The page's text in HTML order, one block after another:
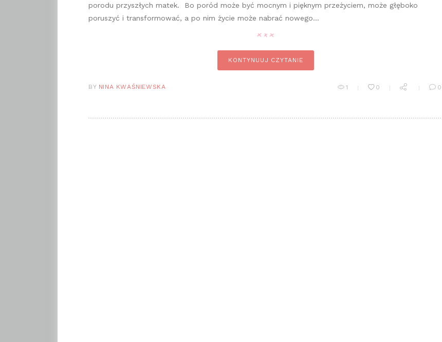
porodu przyszłych matek. Bo poród może być mocnym i pięknym przeżyciem, może głęboko
poruszyć i transformować, a po nim życie może nabrać nowego…
KONTYNUUJ CZYTANIE
BY NINA KWAŚNIEWSKA 1 0 0